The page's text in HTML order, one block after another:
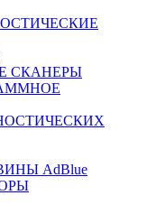
СКАНЕРЫ
АdBlue